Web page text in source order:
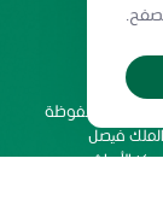
جميع الحقوق محفوظة
فيصل
الأبحاث